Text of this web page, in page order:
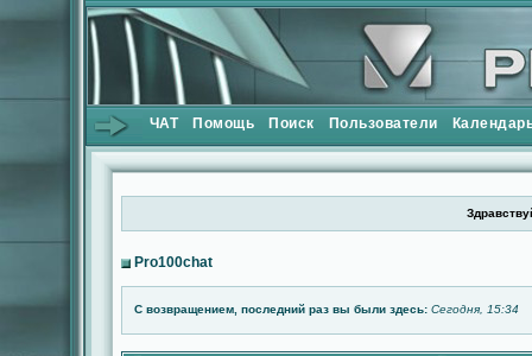
ЧАТ Помощь Поиск Пользователи
Pro100chat
С возвращением, последний раз вы были здесь: Сегодня, 15:34